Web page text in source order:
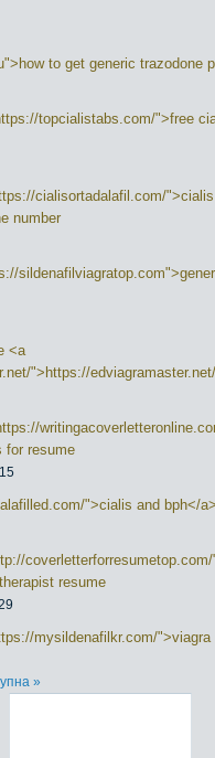
to get generic trazodone
topcialistabs.com/">free
cialisortadalafil.com/
number
<a
">https://
for resume
">cialis and bph</
resume
mysildenafilkr.com/">viagra
»